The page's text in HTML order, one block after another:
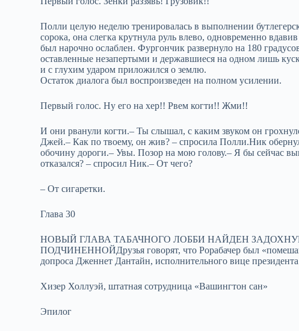
Полли целую неделю тренировалась в выполнении
сорока, она слегка крутнула руль влево, одновременно
был нарочно ослаблен. Фургончик развернуло на 180
оставленные незапертыми и державшиеся на одном лишь
и с глухим ударом приложился о землю.
Остаток диалога был воспроизведен на полном усилении.
Первый голос. Ну его на хер!! Рвем когти!! Жми!!
И они рванули когти.– Ты слышал, с каким звуком он
Джей.– Как по твоему, он жив? – спросила Полли.Ник
обочину дороги.– Увы. Позор на мою голову.– Я бы сейчас
отказался? – спросил Ник.– От чего?
– От сигаретки.
Глава 30
НОВЫЙ ГЛАВА ТАБАЧНОГО ЛОББИ НАЙДЕН
ПОДЧИНЕННОЙДрузья говорят, что Рорабачер был
допроса Дженнет Дантайн, исполнительного вице
Хизер Холлуэй, штатная сотрудница «Вашингтон сан»
Эпилог